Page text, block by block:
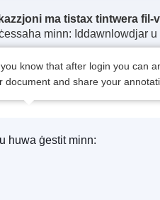
ma tistax tintwera
minn: Iddawnlowdjar
know that after login you can
document and share your
tal-Unjoni
huwa ġestit minn: